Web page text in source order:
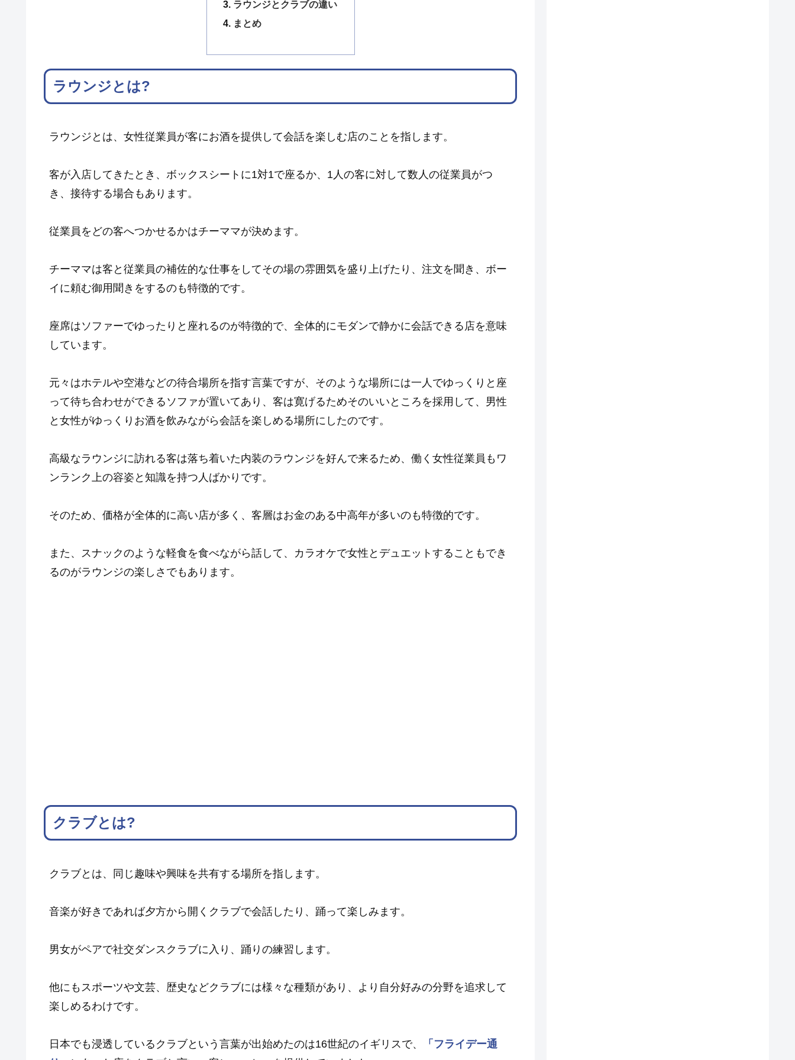
ラウンジとクラブの違い
まとめ
ラウンジとは?
ラウンジとは、女性従業員が客にお酒を提供して会話を楽しむ店のことを指します。
客が入店してきたとき、ボックスシートに1対1で座るか、1人の客に対して数人の従業員がつ
き、接待する場合もあります。
従業員をどの客へつかせるかはチーママが決めます。
チーママは客と従業員の補佐的な仕事をしてその場の雰囲気を盛り上げたり、注文を聞き、ボー
イに頼む御用聞きをするのも特徴的です。
座席はソファーでゆったりと座れるのが特徴的で、全体的にモダンで静かに会話できる店を意味
しています。
元々はホテルや空港などの待合場所を指す言葉ですが、そのような場所には一人でゆっくりと座
って待ち合わせができるソファが置いてあり、客は寛げるためそのいいところを採用して、男性
と女性がゆっくりお酒を飲みながら会話を楽しめる場所にしたのです。
高級なラウンジに訪れる客は落ち着いた内装のラウンジを好んで来るため、働く女性従業員もワ
ンランク上の容姿と知識を持つ人ばかりです。
そのため、価格が全体的に高い店が多く、客層はお金のある中高年が多いのも特徴的です。
また、スナックのような軽食を食べながら話して、カラオケで女性とデュエットすることもでき
るのがラウンジの楽しさでもあります。
クラブとは?
クラブとは、同じ趣味や興味を共有する場所を指します。
音楽が好きであれば夕方から開くクラブで会話したり、踊って楽しみます。
男女がペアで社交ダンスクラブに入り、踊りの練習します。
他にもスポーツや文芸、歴史などクラブには様々な種類があり、より自分好みの分野を追求して
楽しめるわけです。
日本でも浸透しているクラブという言葉が出始めたのは16世紀のイギリスで、
「フライデー通